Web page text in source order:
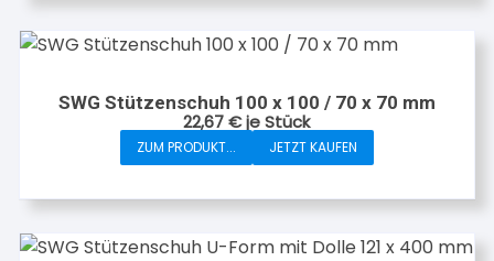
SWG Stützenschuh 100 x 100 / 70 x 70 mm
22,67€je Stück
ZUM PRODUKT... JETZT KAUFEN